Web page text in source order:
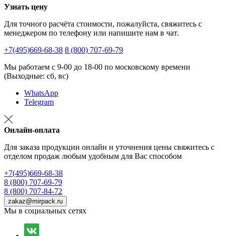
Узнать цену
Для точного расчёта стоимости, пожалуйста, свяжитесь с
менеджером по телефону или напишите нам в чат.
+7(495)669-68-38 8 (800) 707-69-79
Мы работаем с 9-00 до 18-00 по московскому времени
(Выходные: сб, вс)
WhatsApp
Telegram
Онлайн-оплата
Для заказа продукции онлайн и уточнения цены свяжитесь с
отделом продаж любым удобным для Вас способом
+7(495)669-68-38
8 (800) 707-69-79
8 (800) 707-84-72
zakaz@mirpack.ru
Мы в социальных сетях